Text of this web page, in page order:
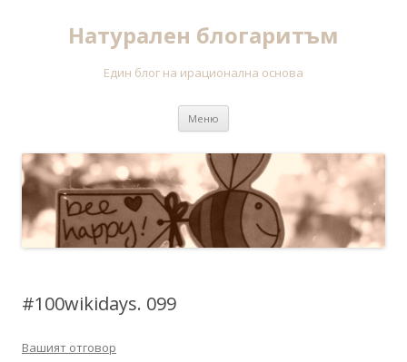
Натурален блогаритъм
Един блог на ирационална основа
Меню
#100wikidays. 099
Вашият отговор